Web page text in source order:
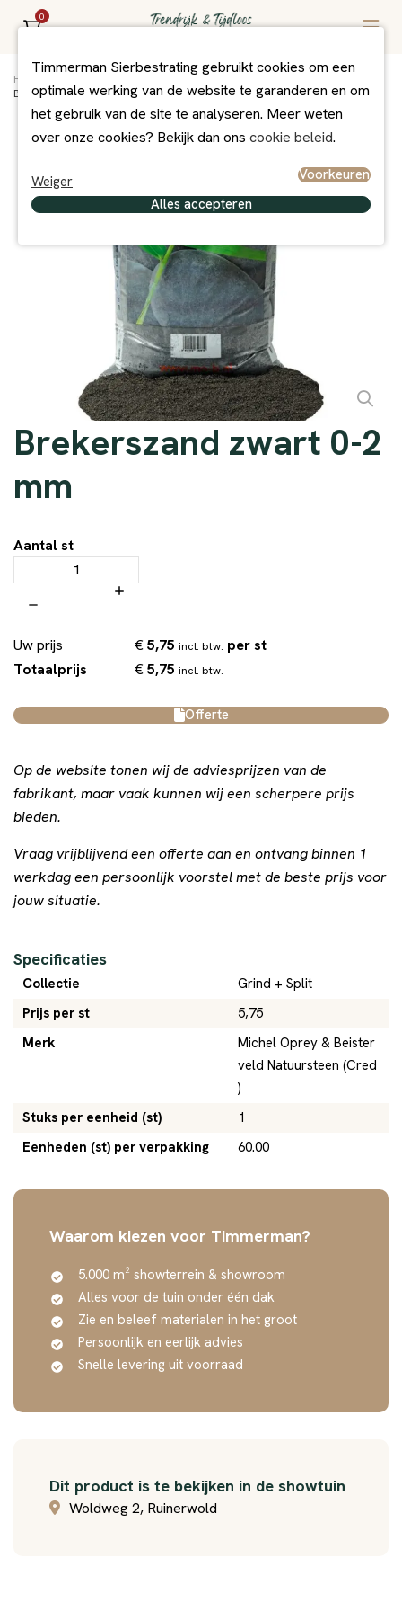
0
Home Grind/Split en Zand
Brekerszand zwart 0-2 mm
Brekerszand zwart 0-2
mm
Aantal st
Uw prijs €5,75 incl. btw. per st
Totaalprijs
€5,75 incl. btw.
Offerte
Op de website tonen wij de adviesprijzen van de
fabrikant, maar vaak kunnen wij een scherpere prijs
bieden.
Vraag vrijblijvend een offerte aan en ontvang binnen 1
werkdag een persoonlijk voorstel met de beste prijs voor
jouw situatie.
Specificaties
Collectie
Grind + Split
Prijs per st
5,75
Merk
Michel Oprey & Beister
veld Natuursteen (Cred
)
Stuks per eenheid (st)
1
Eenheden (st) per verpakking
60.00
Waarom kiezen voor Timmerman?
5.000 m² showterrein & showroom
Alles voor de tuin onder één dak
Zie en beleef materialen in het groot
Persoonlijk en eerlijk advies
Snelle levering uit voorraad
Dit product is te bekijken in de showtuin
Woldweg 2, Ruinerwold
Timmerman Sierbestrating gebruikt cookies om een
optimale werking van de website te garanderen en om
het gebruik van de site te analyseren. Meer weten
over onze cookies? Bekijk dan ons cookie beleid.
Weiger
Voorkeuren
Alles accepteren